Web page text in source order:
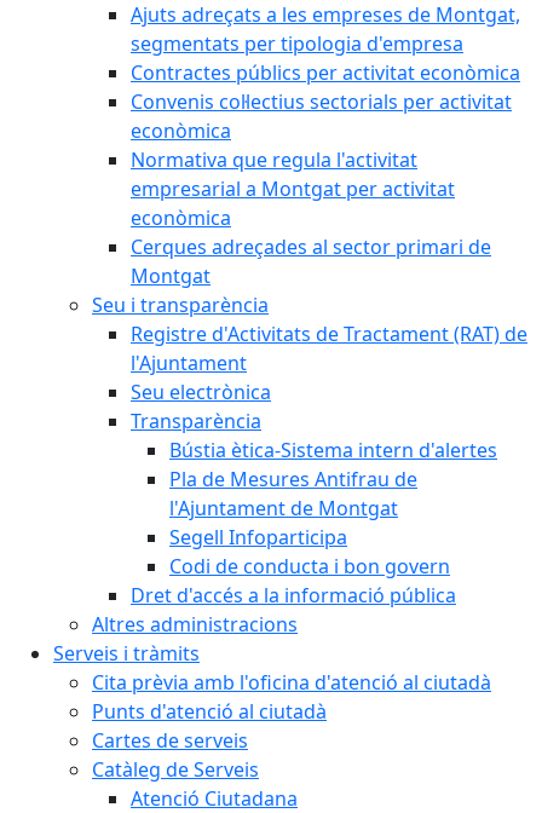
Ajuts adreçats a les empreses de Montgat,
segmentats per tipologia d'empresa
Contractes públics per activitat econòmica
Convenis col·lectius sectorials per activitat
econòmica
Normativa que regula l'activitat
empresarial a Montgat per activitat
econòmica
Cerques adreçades al sector primari de
Montgat
Seu i transparència
Registre d'Activitats de Tractament (RAT) de
l'Ajuntament
Seu electrònica
Transparència
Bústia ètica-Sistema intern d'alertes
Pla de Mesures Antifrau de
l'Ajuntament de Montgat
Segell Infoparticipa
Codi de conducta i bon govern
Dret d'accés a la informació pública
Altres administracions
Serveis i tràmits
Cita prèvia amb l'oficina d'atenció al ciutadà
Punts d'atenció al ciutadà
Cartes de serveis
Catàleg de Serveis
Atenció Ciutadana